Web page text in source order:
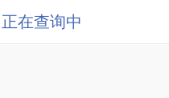
正在查询中